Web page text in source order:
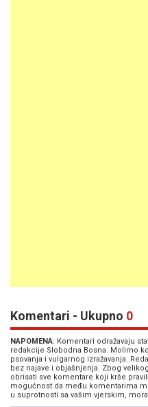
Komentari - Ukupno 0
NAPOMENA: Komentari odražavaju
redakcije Slobodna Bosna. Molimo
psovanja i vulgarnog izražavanja.
bez najave i objašnjenja. Zbog
obrisati sve komentare koji krše
mogućnost da među komentarima
u suprotnosti sa vašim vjerskim,